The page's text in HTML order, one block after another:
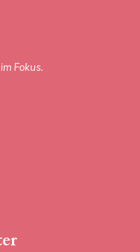
Fokus.